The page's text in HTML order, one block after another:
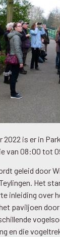
2022 is er in
van 08:00 tot
geleid door
Het
inleiding over
paviljoen
en die